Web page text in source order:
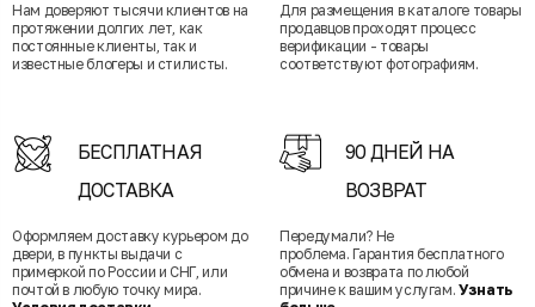
Нам доверяют тысячи клиентов на
протяжении долгих лет, как
постоянные клиенты, так и
известные блогеры и стилисты.
Для размещения в каталоге товары
продавцов проходят процесс
верификации - товары
соответствуют фотографиям.
БЕСПЛАТНАЯ
ДОСТАВКА
Оформляем доставку курьером до
двери, в пункты выдачи с
примеркой по России и СНГ, или
почтой в любую точку мира.
90 ДНЕЙ НА
ВОЗВРАТ
Передумали? Не
проблема. Гарантия бесплатного
обмена и возврата по любой
причине к вашим услугам. Узнать